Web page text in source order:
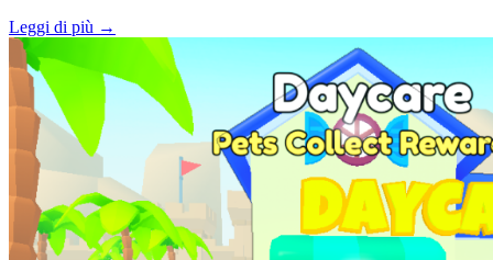
Leggi di più →